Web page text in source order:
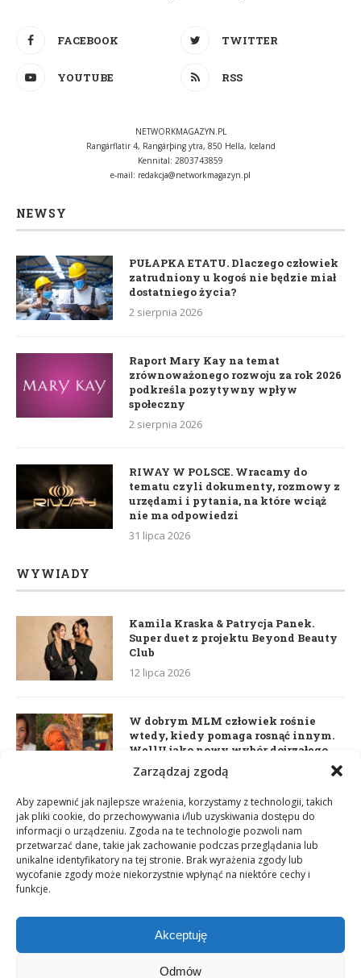
Zarządzaj zgodą
Aby zapewnić jak najlepsze wrażenia, korzystamy z technologii, takich
jak pliki cookie, do przechowywania i/lub uzyskiwania dostępu do
informacji o urządzeniu. Zgoda na te technologie pozwoli nam
przetwarzać dane, takie jak zachowanie podczas przeglądania lub
unikalne identyfikatory na tej stronie. Brak wyrażenia zgody lub
wycofanie zgody może niekorzystnie wpłynąć na niektóre cechy i
funkcje.
Akceptuję
Odmów
FACEBOOK TWITTER
YOUTUBE RSS
NETWORKMAGAZYN.PL
Rangárflatir 4, Rangárþing ytra, 850 Hella, Iceland
Kennital: 2803743859
e-mail: redakcja@networkmagazyn.pl
NEWSY
PUŁAPKA ETATU. Dlaczego człowiek
zatrudniony u kogoś nie będzie miał
dostatniego życia?
2 sierpnia 2026
Raport Mary Kay na temat
zrównoważonego rozwoju za rok 2026
podkreśla pozytywny wpływ
społeczny
2 sierpnia 2026
RIWAY W POLSCE. Wracamy do
tematu czyli dokumenty, rozmowy z
urzędami i pytania, na które wciąż
nie ma odpowiedzi
31 lipca 2026
WYWIADY
Kamila Kraska & Patrycja Panek.
Super duet z projektu Beyond Beauty
Club
12 lipca 2026
W dobrym MLM człowiek rośnie
wtedy, kiedy pomaga rosnąć innym.
WellU jako nowy wybór dojrzałego
lidera
Daria Dudzik. Kocham Cię
17 kwietnia 2026